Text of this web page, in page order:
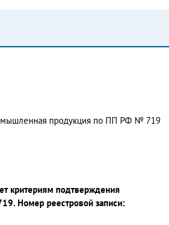
продукция по ПП РФ № 719
критериям подтверждения
Номер реестровой записи: